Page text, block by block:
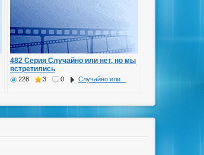
482 Серия Случайно или нет, но мы
встретились
228 3 0 Случайно или...